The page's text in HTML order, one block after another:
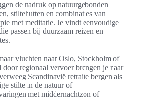
de nadruk op natuurgebonden
stiltehutten en combinaties van
met meditatie. Je vindt eenvoudige
passen bij duurzaam reizen en
vluchten naar Oslo, Stockholm of
regionaal vervoer brengen je naar
Scandinavië retraite bergen als
stilte in de natuur of
met middernachtzon of